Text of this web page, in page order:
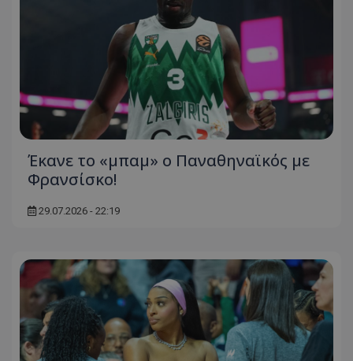
Έκανε το «μπαμ» ο Παναθηναϊκός με
Φρανσίσκο!
29.07.2026 - 22:19